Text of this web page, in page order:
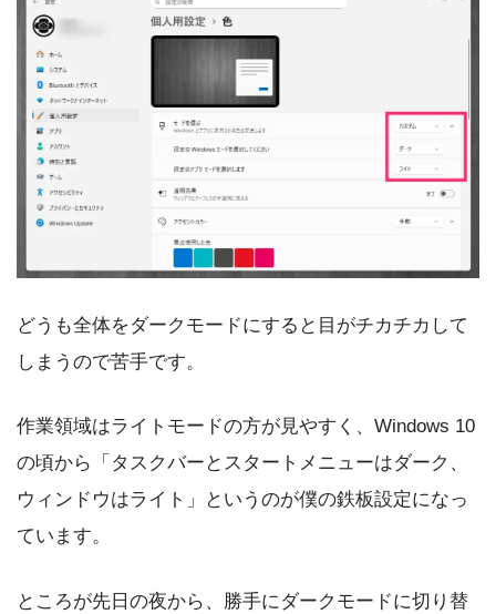
どうも全体をダークモードにすると目がチカチカして
しまうので苦手です。
作業領域はライトモードの方が見やすく、Windows 10
の頃から「タスクバーとスタートメニューはダーク、
ウィンドウはライト」というのが僕の鉄板設定になっ
ています。
ところが先日の夜から、勝手にダークモードに切り替